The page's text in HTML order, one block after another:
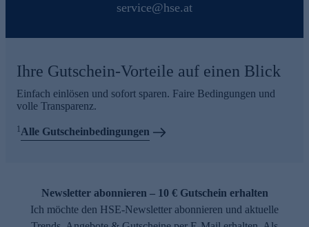
service@hse.at
Ihre Gutschein-Vorteile auf einen Blick
Einfach einlösen und sofort sparen. Faire Bedingungen und
volle Transparenz.
1Alle Gutscheinbedingungen
Newsletter abonnieren – 10 € Gutschein erhalten
Ich möchte den HSE-Newsletter abonnieren und aktuelle